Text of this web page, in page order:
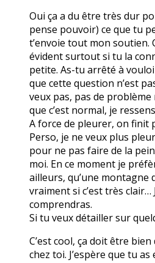
Oui ça a du être très dur
pense pouvoir) ce que tu
t’envoie tout mon soutien.
évident surtout si tu la
petite. As-tu arrêté à
que cette question n’est
veux pas, pas de problème
que c’est normal, je
A force de pleurer, on finit
Perso, je ne veux plus
pour ne pas faire de la
moi. En ce moment je
ailleurs, qu’une montagne
vraiment si c’est très clair…
comprendras.
Si tu veux détailler sur
C’est cool, ça doit être
chez toi. J’espère que tu